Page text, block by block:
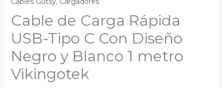
Cable de Carga Rápida
USB-Tipo C Con Diseño
Negro y Blanco 1 metro
Vikingotek
C
Con
Diseño
Negro
Blanco